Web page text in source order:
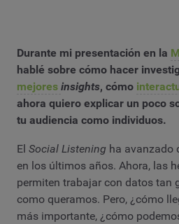
Durante mi presentación en la
hablé sobre cómo hacer
mejores insights, cómo
ahora quiero explicar un poco
tu audiencia como individuos.
El Social Listening ha avanzado
en los últimos años. Ahora, las
permiten trabajar con datos tan
como queramos. Pero, ¿cómo
más importante, ¿cómo